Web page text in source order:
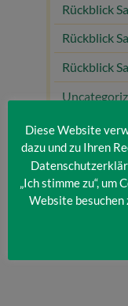
Rückblick
Rückblick
Rückblick
Unsere
Diese Website
dazu und zu Ihren
„Ich stimme zu“,
Website besuchen